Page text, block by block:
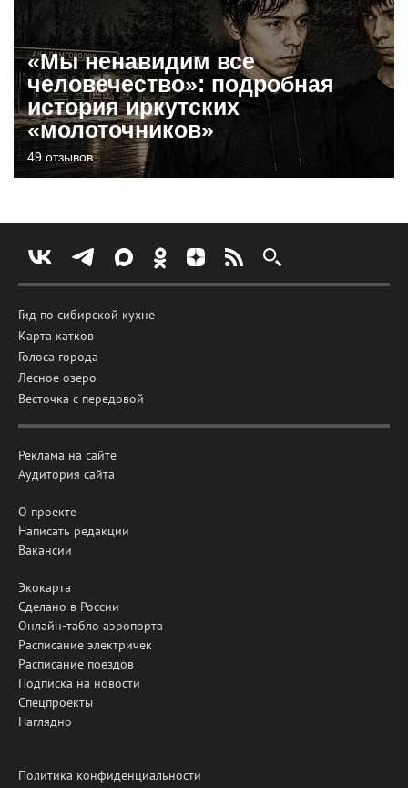
«Мы ненавидим все
человечество»: подробная
история иркутских
«молоточников»
49 отзывов
Гид по сибирской кухне
Карта катков
Голоса города
Лесное озеро
Весточка с передовой
Реклама на сайте
Аудитория сайта
О проекте
Написать редакции
Вакансии
Экокарта
Сделано в России
Онлайн-табло аэропорта
Расписание электричек
Расписание поездов
Подписка на новости
Спецпроекты
Наглядно
Политика конфиденциальности